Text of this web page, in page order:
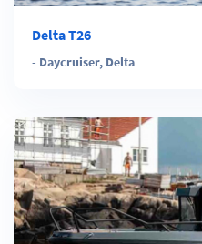
Delta T26
- Daycruiser, Delta